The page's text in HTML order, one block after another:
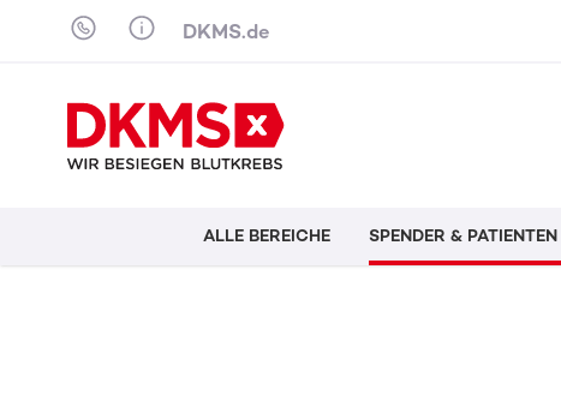
Skip to content
DKMS.de
ALLE BEREICHE SPENDER & PATIENTEN